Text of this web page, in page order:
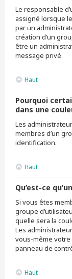
Le responsable
assigné lorsque
par un
création d’un
être un
message privé.
Haut
Pourquoi
dans une
Les
membres d’un
identification.
Haut
Qu’est-ce
Si vous êtes
groupe
quelle sera la
Les
vous-même votre
panneau de
Haut